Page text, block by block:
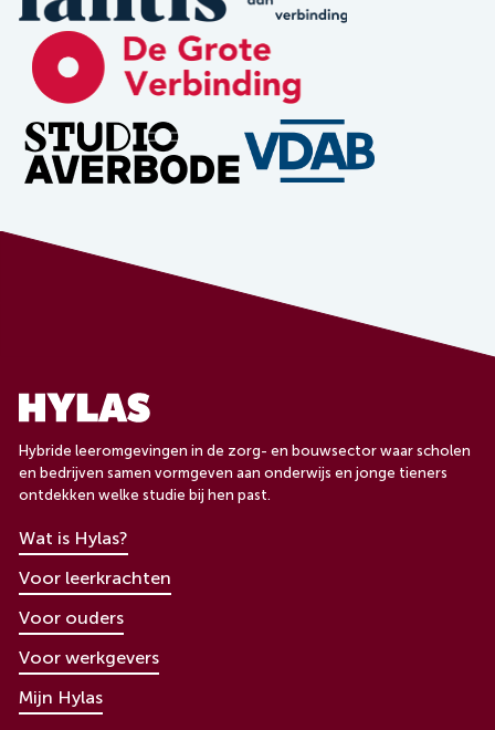
Hybride leeromgevingen in de zorg- en bouwsector waar scholen
en bedrijven samen vormgeven aan onderwijs en jonge tieners
ontdekken welke studie bij hen past.
Wat is Hylas?
Voor leerkrachten
Voor ouders
Voor werkgevers
Mijn Hylas